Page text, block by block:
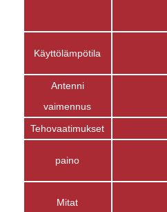
Käyttölämpötila
Antenni
vaimennus
Tehovaatimukset
paino
Mitat